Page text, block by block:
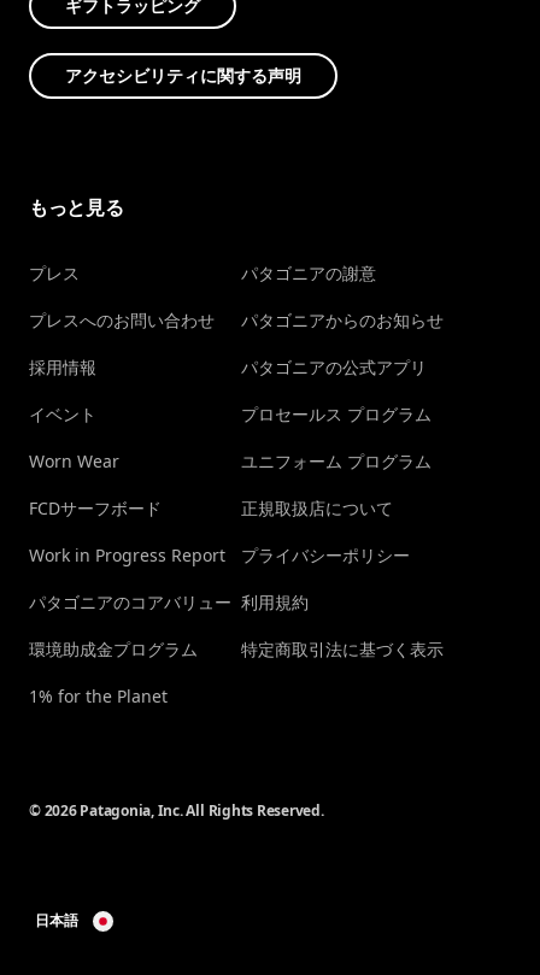
ギフトラッピング
アクセシビリティに関する声明
もっと見る
プレス
プレスへのお問い合わせ
採用情報
イベント
Worn Wear
FCDサーフボード
Work in Progress Report
パタゴニアのコアバリュー
環境助成金プログラム
1% for the Planet
パタゴニアの謝意
パタゴニアからのお知らせ
パタゴニアの公式アプリ
プロセールス プログラム
ユニフォーム プログラム
正規取扱店について
プライバシーポリシー
利用規約
特定商取引法に基づく表示
© 2026 Patagonia, Inc. All Rights Reserved.
日本語